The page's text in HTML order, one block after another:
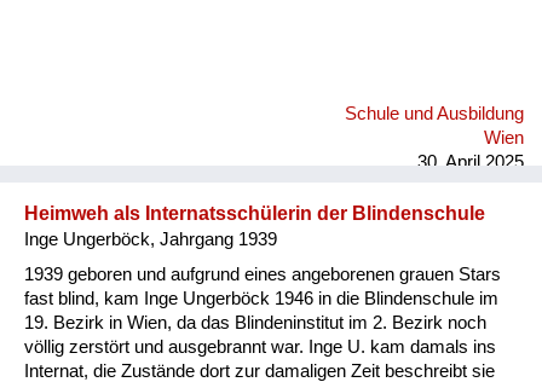
Schule und Ausbildung
Wien
30. April 2025
Heimweh als Internatsschülerin der Blindenschule
Inge Ungerböck, Jahrgang 1939
1939 geboren und aufgrund eines angeborenen grauen Stars
fast blind, kam Inge Ungerböck 1946 in die Blindenschule im
19. Bezirk in Wien, da das Blindeninstitut im 2. Bezirk noch
völlig zerstört und ausgebrannt war. Inge U. kam damals ins
Internat, die Zustände dort zur damaligen Zeit beschreibt sie